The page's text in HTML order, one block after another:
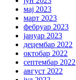
мај 2023
март 2023
фебруар 2023
јануар 2023
децембар 2022
октобар 2022
септембар 2022
август 2022